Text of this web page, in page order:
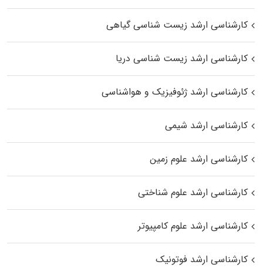
کارشناسی ارشد زیست‌ شناسی گیاهی
کارشناسی ارشد زیست‌ شناسی دریا
کارشناسی ارشد ژئوفیزیک و هواشناسی
کارشناسی ارشد شیمی
کارشناسی ارشد علوم زمین
کارشناسی ارشد علوم شناختی
کارشناسی ارشد علوم کامپیوتر
کارشناسی ارشد فوتونیک